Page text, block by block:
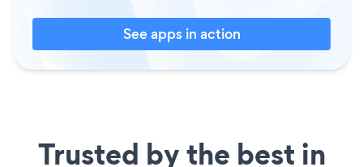
See apps in action
Trusted by the best in